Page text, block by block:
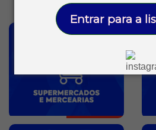
Entrar para a